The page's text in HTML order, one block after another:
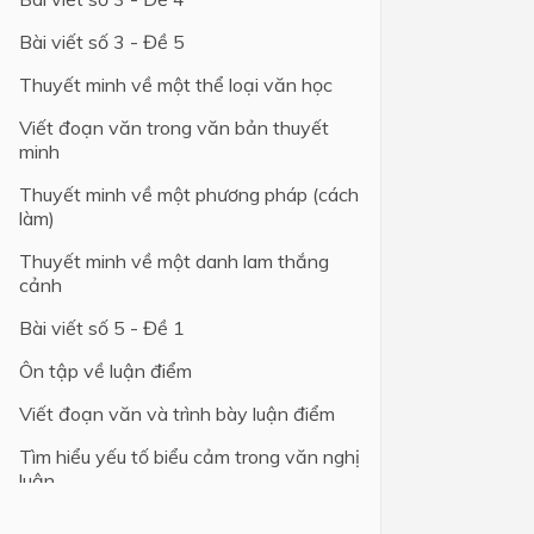
Bài viết số 3 - Đề 5
Thuyết minh về một thể loại văn học
Viết đoạn văn trong văn bản thuyết
minh
Thuyết minh về một phương pháp (cách
làm)
Thuyết minh về một danh lam thắng
cảnh
Bài viết số 5 - Đề 1
Ôn tập về luận điểm
Viết đoạn văn và trình bày luận điểm
Tìm hiểu yếu tố biểu cảm trong văn nghị
luận